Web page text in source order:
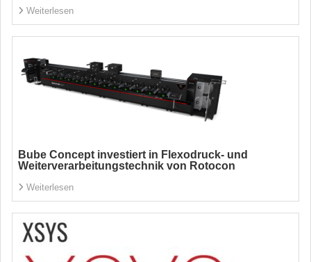
Weiterlesen
Bube Concept investiert in Flexodruck- und
Weiterverarbeitungstechnik von Rotocon
Weiterlesen